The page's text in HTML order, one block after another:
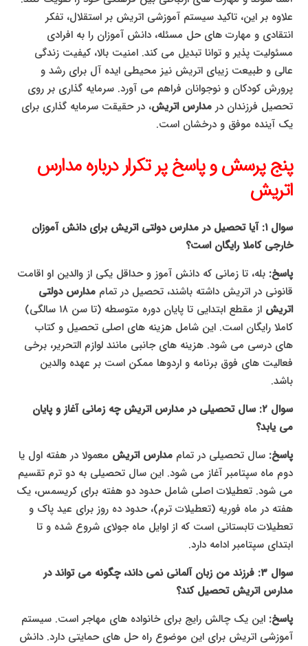
علاوه بر این، تاکید سیستم آموزشی اتریش بر استقلال، تفکر
انتقادی و مهارت های حل مسئله، دانش آموزان را به افرادی
مسئولیت پذیر و توانا تبدیل می کند. امنیت بالا، کیفیت زندگی
عالی و طبیعت زیبای اتریش نیز محیطی ایده آل برای رشد و
پرورش کودکان و نوجوانان فراهم می آورد. سرمایه گذاری بر روی
تحصیل فرزندان درمدارس اتریش، در حقیقت سرمایه گذاری برای
یک آینده موفق و درخشان است.
پنج پرسش و پاسخ پر تکرار درباره مدارس
اتریش
سوال ۱: آیا تحصیل در مدارس دولتی اتریش برای دانش آموزان
خارجی کاملا رایگان است؟
پاسخ: بله، تا زمانی که دانش آموز و حداقل یکی از والدین او اقامت
قانونی در اتریش داشته باشند، تحصیل در تماممدارس دولتی
اتریش
از مقطع ابتدایی تا پایان دوره متوسطه (تا سن ۱۸ سالگی)
کاملا رایگان است. این شامل هزینه های اصلی تحصیل و کتاب
های درسی می شود. هزینه های جانبی مانند لوازم التحریر، برخی
فعالیت های فوق برنامه و اردوها ممکن است بر عهده والدین
باشد.
سوال ۲: سال تحصیلی در مدارس اتریش چه زمانی آغاز و پایان
می یابد؟
پاسخ: سال تحصیلی در تماممدارس اتریش معمولا در هفته اول یا
دوم ماه سپتامبر آغاز می شود. این سال تحصیلی به دو ترم تقسیم
می شود. تعطیلات اصلی شامل حدود دو هفته برای کریسمس، یک
هفته در ماه فوریه (تعطیلات ترم)، حدود ده روز برای عید پاک و
تعطیلات تابستانی است که از اوایل ماه جولای شروع شده و تا
ابتدای سپتامبر ادامه دارد.
سوال ۳: فرزند من زبان آلمانی نمی داند، چگونه می تواند در
مدارس اتریش تحصیل کند؟
پاسخ: این یک چالش رایج برای خانواده های مهاجر است. سیستم
آموزشی اتریش برای این موضوع راه حل های حمایتی دارد. دانش